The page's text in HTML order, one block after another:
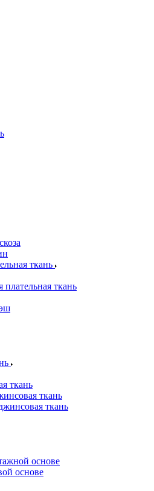
ткань
плательная ткань
ткань
ткань
ткань
основе
основе